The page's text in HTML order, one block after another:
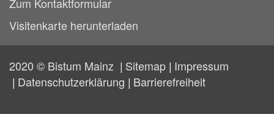
Zum Kontaktformular
Visitenkarte herunterladen
2020 © Bistum Mainz Sitemap Impressum
Datenschutzerklärung
Barrierefreiheit